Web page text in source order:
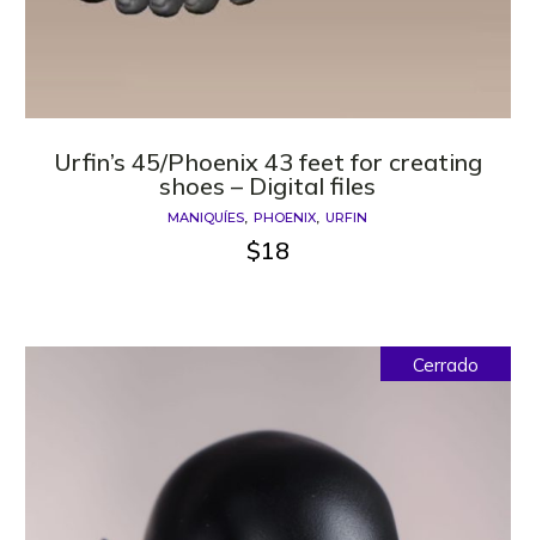
Urfin’s 45/Phoenix 43 feet for creating
shoes – Digital files
MANIQUÍES PHOENIX URFIN
$18
Cerrado